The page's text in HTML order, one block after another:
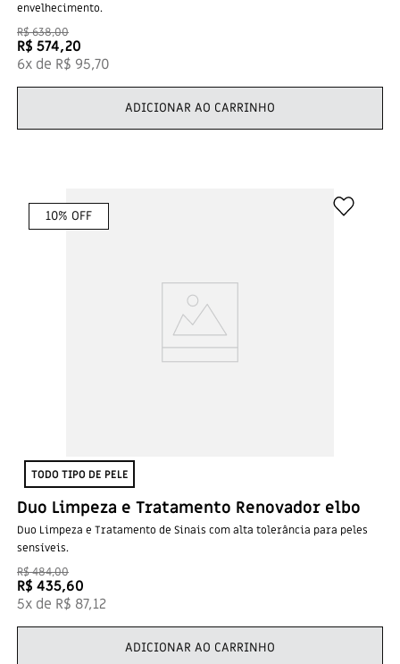
envelhecimento.
R$638,00
R$ 574,20
6x de R$ 95,70
ADICIONAR AO CARRINHO
10% OFF
TODO TIPO DE PELE
Duo Limpeza e Tratamento Renovador elbo
Duo Limpeza e Tratamento de Sinais com alta tolerância para peles
sensíveis.
R$484,00
R$ 435,60
5x de R$ 87,12
ADICIONAR AO CARRINHO